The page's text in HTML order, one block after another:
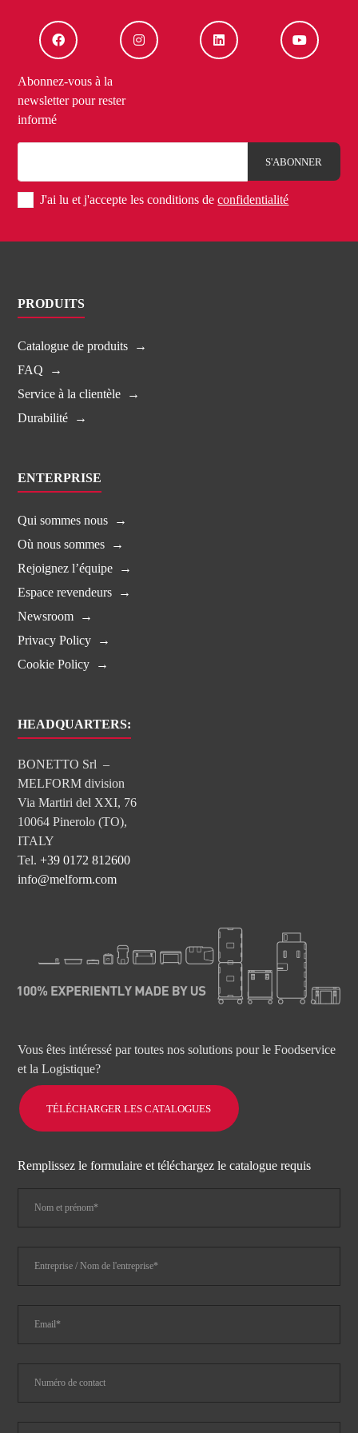
Abonnez-vous à la
newsletter pour rester
informé
J'ai lu et j'accepte les conditions deconfidentialité
PRODUITS
Catalogue de produits
FAQ
Service à la clientèle
Durabilité
ENTERPRISE
Qui sommes nous
Où nous sommes
Rejoignez l’équipe
Espace revendeurs
Newsroom
Privacy Policy
Cookie Policy
HEADQUARTERS:
BONETTO Srl –
MELFORM division
Via Martiri del XXI, 76
10064 Pinerolo (TO),
ITALY
Tel.+39 0172 812600
info@melform.com
Vous êtes intéressé par toutes nos solutions pour le Foodservice
et la Logistique?
TÉLÉCHARGER LES CATALOGUES
Remplissez le formulaire et téléchargez le catalogue requis